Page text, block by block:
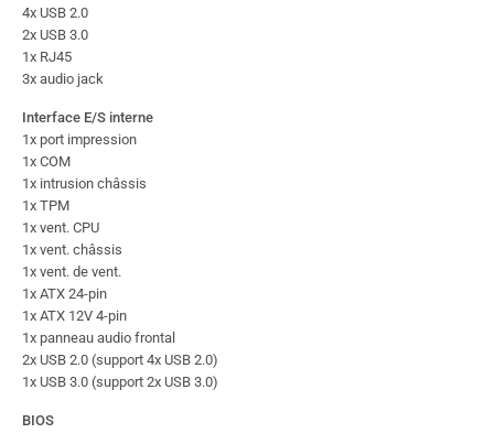
4x USB 2.0
2x USB 3.0
1x RJ45
3x audio jack
Interface E/S interne
1x port impression
1x COM
1x intrusion châssis
1x TPM
1x vent. CPU
1x vent. châssis
1x vent. de vent.
1x ATX 24-pin
1x ATX 12V 4-pin
1x panneau audio frontal
2x USB 2.0 (support 4x USB 2.0)
1x USB 3.0 (support 2x USB 3.0)
BIOS